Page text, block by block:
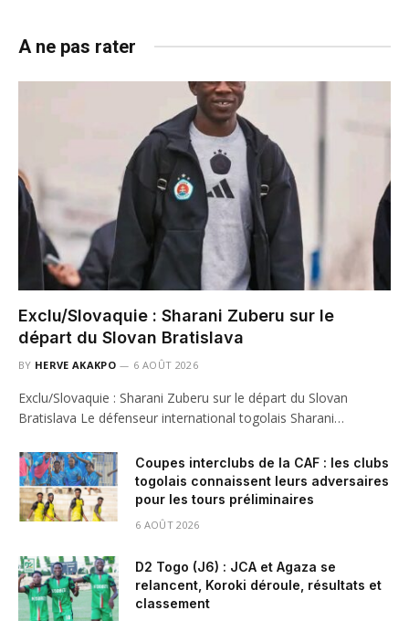
A ne pas rater
Exclu/Slovaquie : Sharani Zuberu sur le
départ du Slovan Bratislava
BY HERVE AKAKPO 6 AOÛT 2026
Exclu/Slovaquie : Sharani Zuberu sur le départ du Slovan
Bratislava Le défenseur international togolais Sharani…
Coupes interclubs de la CAF : les clubs
togolais connaissent leurs adversaires
pour les tours préliminaires
6 AOÛT 2026
D2 Togo (J6) : JCA et Agaza se
relancent, Koroki déroule, résultats et
classement